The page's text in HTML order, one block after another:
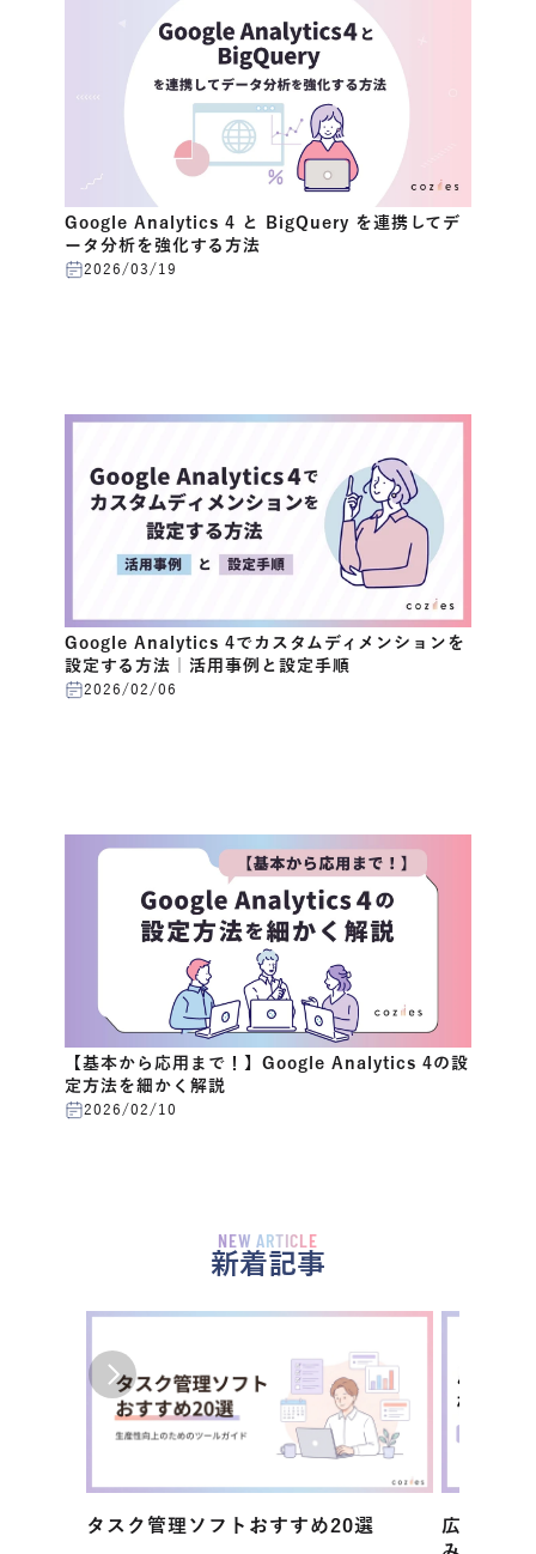
Google Analytics 4 と BigQuery を連携してデ
ータ分析を強化する方法
2026/03/19
Google Analytics 4でカスタムディメンションを
設定する方法｜活用事例と設定手順
2026/02/06
【基本から応用まで！】Google Analytics 4の設
定方法を細かく解説
2026/02/10
NEW ARTICLE
新着記事
タスク管理ソフトおすすめ20選
広告運用